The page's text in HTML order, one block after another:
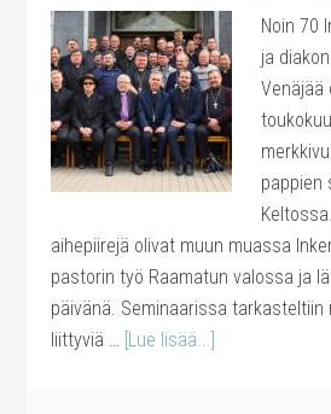
Noin 70
ja
Venäjää
pappien
aihepiirejä olivat muun muassa
pastorin työ Raamatun valossa ja
päivänä. Seminaarissa
liittyviä … [Lue lisää...]